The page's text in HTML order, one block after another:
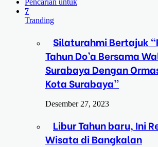
Pencarian untuk
7
Tranding
Silaturahmi Bertajuk
Tahun Do’a Bersama
Surabaya Dengan
Kota Surabaya”
Desember 27, 2023
Libur Tahun baru, Ini
Wisata di Bangkalan